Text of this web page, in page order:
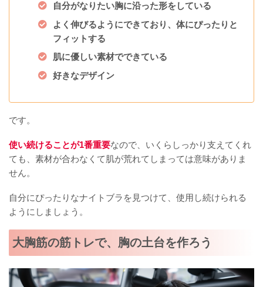
自分がなりたい胸に沿った形をしている
よく伸びるようにできており、体にぴったりと
フィットする
肌に優しい素材でできている
好きなデザイン
です。
使い続けることが1番重要なので、いくらしっかり支えてくれ
ても、素材が合わなくて肌が荒れてしまっては意味がありま
せん。
自分にぴったりなナイトブラを見つけて、使用し続けられる
ようにしましょう。
大胸筋の筋トレで、胸の土台を作ろう